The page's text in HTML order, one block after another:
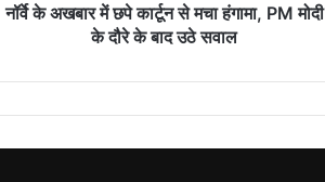
नॉर्वे के अखबार में छपे कार्टून से मचा हंगामा, PM मोदी
के दौरे के बाद उठे सवाल